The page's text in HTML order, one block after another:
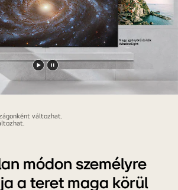
Videó
lejátszása
Videó
megállítása
változhat.
módon személyre
a teret maga körül